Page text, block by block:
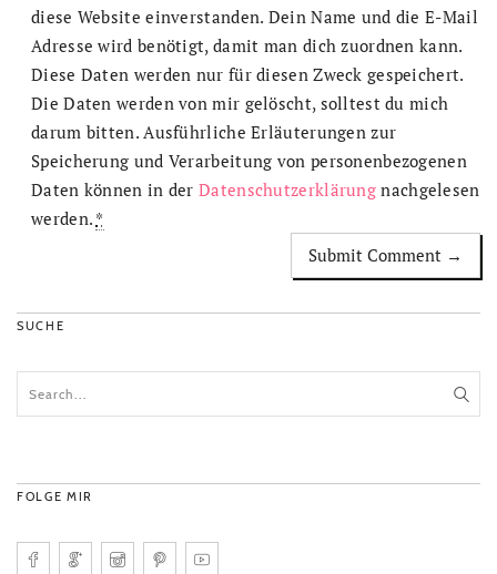
diese Website einverstanden. Dein Name und die E-Mail
Adresse wird benötigt, damit man dich zuordnen kann.
Diese Daten werden nur für diesen Zweck gespeichert.
Die Daten werden von mir gelöscht, solltest du mich
darum bitten. Ausführliche Erläuterungen zur
Speicherung und Verarbeitung von personenbezogenen
Daten können in derDatenschutzerklärung nachgelesen
werden. *
SUCHE
FOLGE MIR